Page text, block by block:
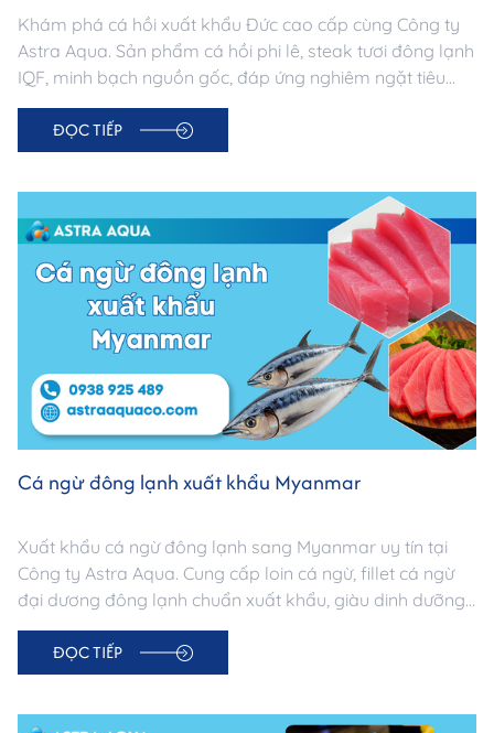
Khám phá cá hồi xuất khẩu Đức cao cấp cùng Công ty
Astra Aqua. Sản phẩm cá hồi phi lê, steak tươi đông lạnh
IQF, minh bạch nguồn gốc, đáp ứng nghiêm ngặt tiêu
chuẩn thị trường Đức. Đối tác tin cậy cho doanh nghiệp
nhập khẩu thủy sản châu Âu.
ĐỌC TIẾP
Cá ngừ đông lạnh xuất khẩu Myanmar
Xuất khẩu cá ngừ đông lạnh sang Myanmar uy tín tại
Công ty Astra Aqua. Cung cấp loin cá ngừ, fillet cá ngừ
đại dương đông lạnh chuẩn xuất khẩu, giàu dinh dưỡng,
nguồn gốc minh bạch. Đảm bảo chất lượng & logistics
chuyên nghiệp.
ĐỌC TIẾP